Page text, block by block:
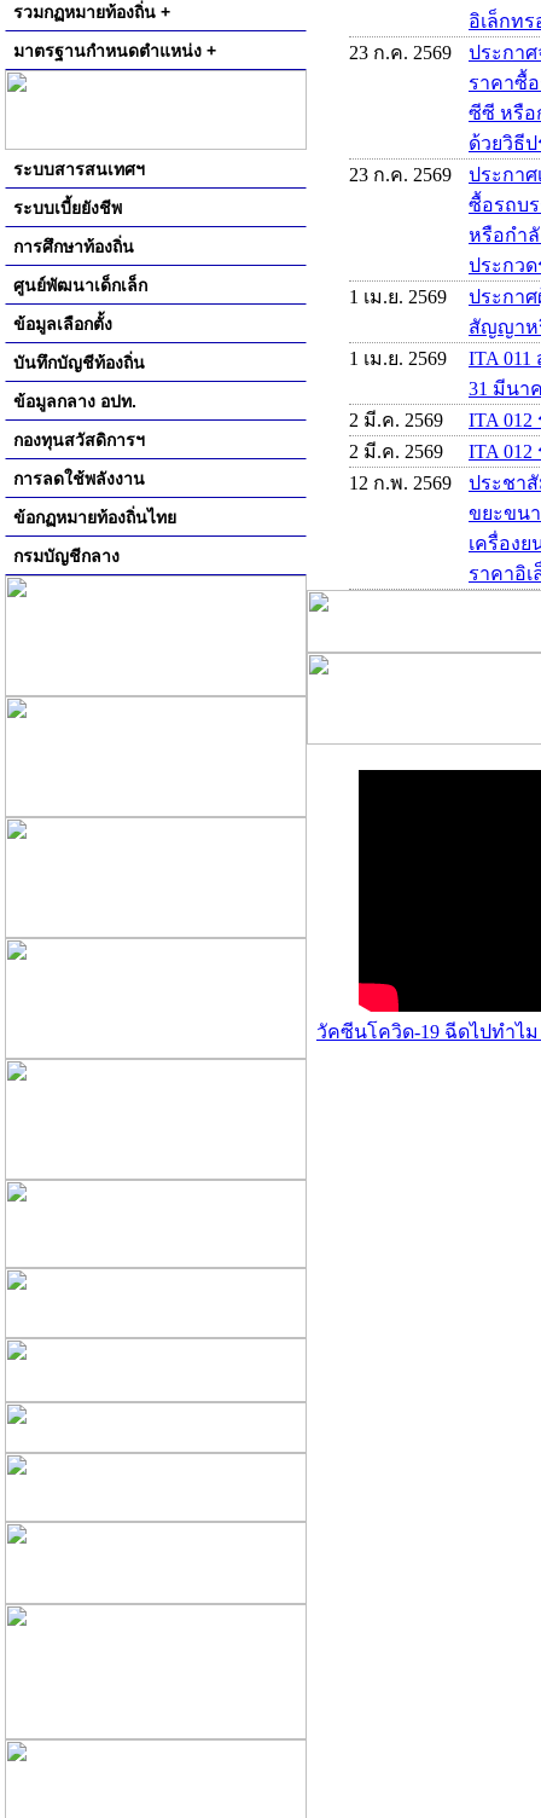
รวมกฏหมายท้องถิ่น +
มาตรฐานกำหนดตำแหน่ง +
ระบบสารสนเทศฯ
ระบบเบี้ยยังชีพ
การศึกษาท้องถิ่น
ศูนย์พัฒนาเด็กเล็ก
ข้อมูลเลือกตั้ง
บันทึกบัญชีท้องถิ่น
ข้อมูลกลาง อปท.
กองทุนสวัสดิการฯ
การลดใช้พลังงาน
ข้อกฏหมายท้องถิ่นไทย
กรมบัญชีกลาง
อิเล็กทร
23 ก.ค. 2569
ประกา
ราคาซื้
ซีซี หรือ
ด้วยวิธีป
23 ก.ค. 2569
ประกา
ซื้อรถบ
หรือกำ
ประกวด
1 เม.ย. 2569
ประกา
สัญญาห
1 เม.ย. 2569
ITA
31 มีนา
2 มี.ค. 2569
ITA
2 มี.ค. 2569
ITA
12 ก.พ. 2569
ประชา
ขยะขน
เครื่อง
ราคาอิเ
วัคซีนโควิด-19 ฉีดไปทำไม